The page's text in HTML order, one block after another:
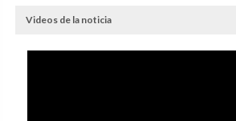
Videos de la noticia